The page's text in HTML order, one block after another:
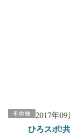
2017年09
ひろスポ!